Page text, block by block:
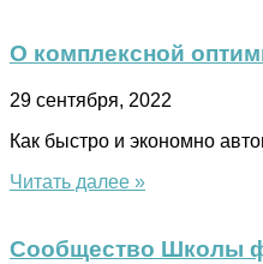
О комплексной
29 сентября, 2022
Как быстро и экономно
Читать далее »
Сообщество Школы